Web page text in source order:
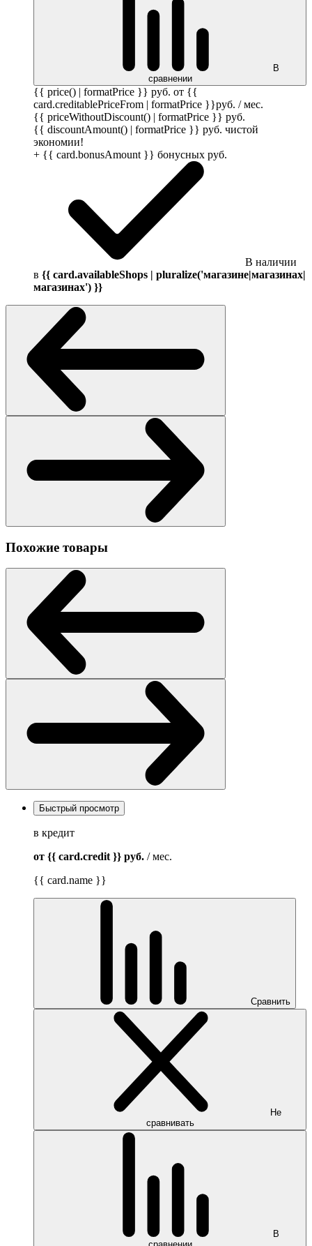
В
сравнении
{{ price() | formatPrice }} руб. от {{
card.creditablePriceFrom | formatPrice }}руб. / мес.
{{ priceWithoutDiscount() | formatPrice }} руб.
{{ discountAmount() | formatPrice }} руб. чистой
экономии!
+ {{ card.bonusAmount }} бонусных руб.
В наличии
в {{ card.availableShops | pluralize('магазине|магазинах|
магазинах') }}
Похожие товары
Быстрый просмотр
в кредит
от {{ card.credit }} руб. / мес.
{{ card.name }}
Сравнить
Не
сравнивать
В